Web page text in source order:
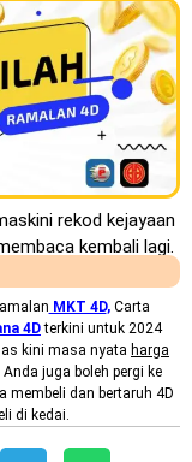
rekod kejayaan
kembali lagi.
MKT 4D,Carta
4D terkini untuk 2024
kini masa nyata harga
juga boleh pergi ke
membeli dan bertaruh 4D
di kedai.